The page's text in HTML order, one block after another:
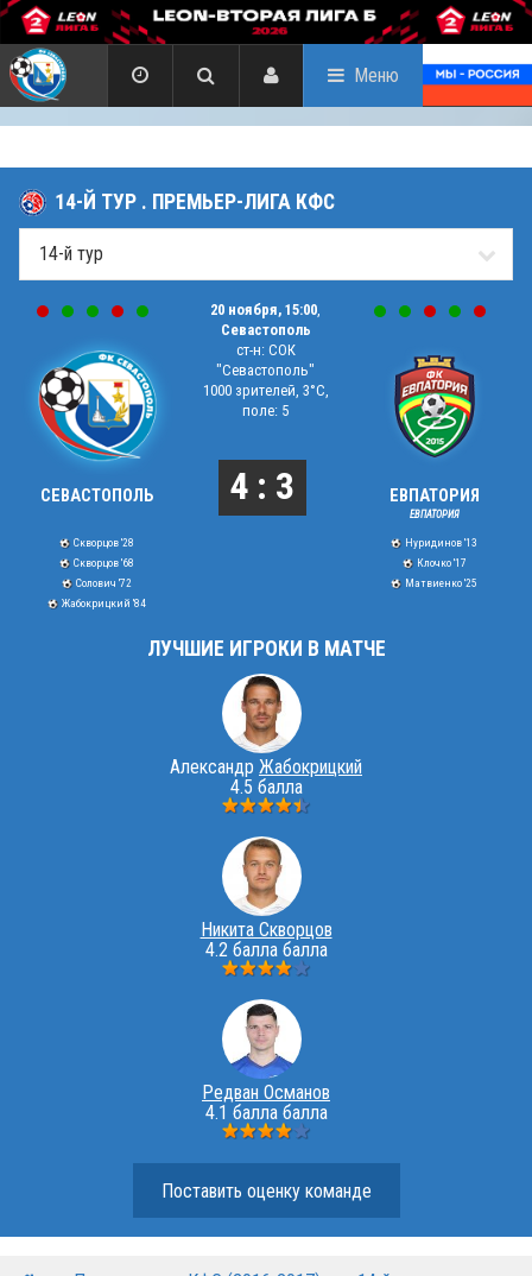
Меню
14-Й ТУР . ПРЕМЬЕР-ЛИГА КФС
СЕВАСТОПОЛЬ
Скворцов '28
Скворцов '68
Солович '72
Жабокрицкий '84
20 ноября, 15:00
Севастополь
ст-н: СОК
"Севастополь"
1000 зрителей, 3°C,
поле: 5
4 : 3 ЕВПАТОРИЯ
ЕВПАТОРИЯ
Нуридинов '13
Клочко '17
Матвиенко '25
ЛУЧШИЕ ИГРОКИ В МАТЧЕ
Александр Жабокрицкий
4.5 балла
Никита Скворцов
4.2 балла балла
Редван Османов
4.1 балла балла
Поставить оценку команде